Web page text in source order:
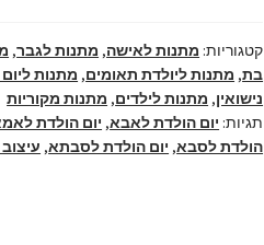
באהבה
קטגוריות: מתנות לאישה, מתנות לגבר,
בת, מתנות ליולדת תאומים, מתנות
נישואין, מתנות לילדים, מתנות מקוריות
תגיות: יום הולדת לאבא, יום הולדת
הולדת לסבא, יום הולדת לסבתא,